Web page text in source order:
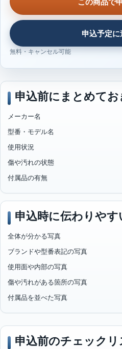
申込予定に
無料・キャンセル可能
申込前にまとめて
メーカー名
型番・モデル名
使用状況
傷や汚れの状態
付属品の有無
申込時に伝わりや
全体が分かる写真
ブランドや型番表記の写真
使用面や内部の写真
傷や汚れがある箇所の写真
付属品を並べた写真
申込前のチェックリ